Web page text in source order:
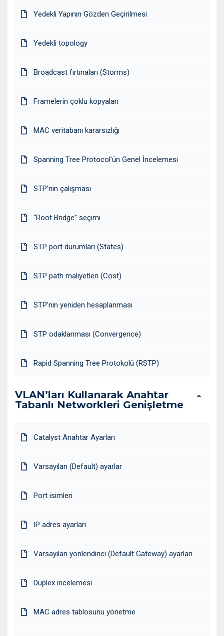
Yedekli Yapının Gözden Geçirilmesi
Yedekli topology
Broadcast fırtınaları (Storms)
Framelerin çoklu kopyaları
MAC veritabanı kararsızlığı
Spanning Tree Protocol’ün Genel İncelemesi
STP’nin çalışması
“Root Bridge” seçimi
STP port durumları (States)
STP path maliyetleri (Cost)
STP’nin yeniden hesaplanması
STP odaklanması (Convergence)
Rapid Spanning Tree Protokolü (RSTP)
VLAN’ları Kullanarak Anahtar
Tabanlı Networkleri Genişletme
Catalyst Anahtar Ayarları
Varsayılan (Default) ayarlar
Port isimleri
IP adres ayarları
Varsayılan yönlendirici (Default Gateway) ayarları
Duplex incelemesi
MAC adres tablosunu yönetme